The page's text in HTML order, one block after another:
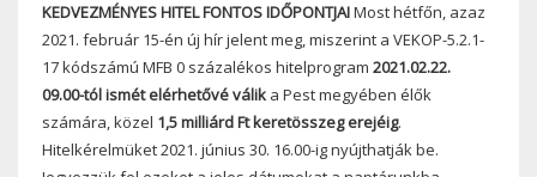
KEDVEZMÉNYES HITEL FONTOS IDŐPONTJAIMost hétfőn, azaz
2021. február 15-én új hír jelent meg, miszerint a VEKOP-5.2.1-
17 kódszámú MFB 0 százalékos hitelprogram 2021.02.22.
09.00-tól ismét elérhetővé válik a Pest megyében élők
számára, közel 1,5 milliárd Ft keretösszeg erejéig.
Hitelkérelmüket 2021. június 30. 16.00-ig nyújthatják be.